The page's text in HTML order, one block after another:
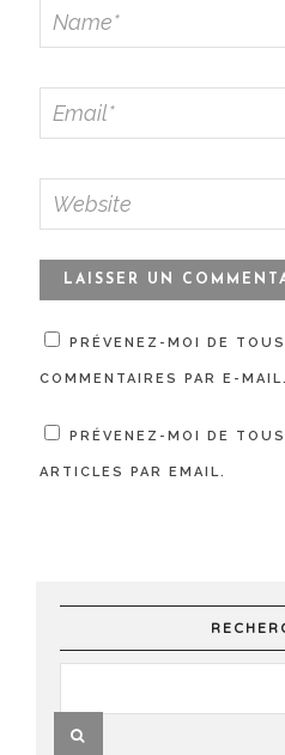
PRÉVENEZ-MOI DE
COMMENTAIRES PAR E-MAIL.
PRÉVENEZ-MOI DE
ARTICLES PAR EMAIL.